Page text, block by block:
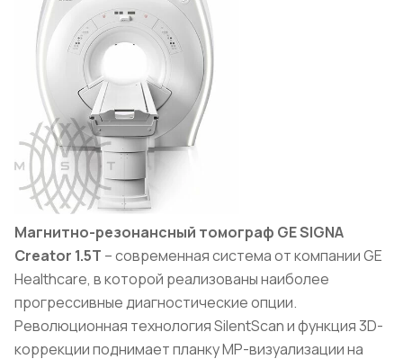
Магнитно-резонансный томограф GE SIGNA
Creator 1.5T – современная система от компании GE
Healthcare, в которой реализованы наиболее
прогрессивные диагностические опции.
Революционная технология SilentScan и функция 3D-
коррекции поднимает планку МР-визуализации на